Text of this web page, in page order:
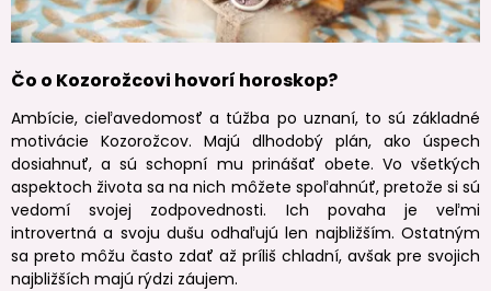
Čo o Kozorožcovi hovorí horoskop?
Ambície, cieľavedomosť a túžba po uznaní, to sú základné
motivácie Kozorožcov. Majú dlhodobý plán, ako úspech
dosiahnuť, a sú schopní mu prinášať obete. Vo všetkých
aspektoch života sa na nich môžete spoľahnúť, pretože si sú
vedomí svojej zodpovednosti. Ich povaha je veľmi
introvertná a svoju dušu odhaľujú len najbližším. Ostatným
sa preto môžu často zdať až príliš chladní, avšak pre svojich
najbližších majú rýdzi záujem.